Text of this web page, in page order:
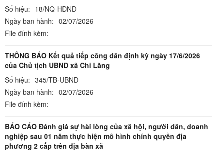
Số hiệu: 18/NQ-HĐND
Ngày ban hành: 02/07/2026
File đính kèm:
THÔNG BÁO Kết quả tiếp công dân định kỳ ngày 17/6/2026
của Chủ tịch UBND xã Chi Lăng
Số hiệu: 345/TB-UBND
Ngày ban hành: 02/07/2026
File đính kèm:
BÁO CÁO Đánh giá sự hài lòng của xã hội, người dân, doanh
nghiệp sau 01 năm thực hiện mô hình chính quyền địa
phương 2 cấp trên địa bàn xã